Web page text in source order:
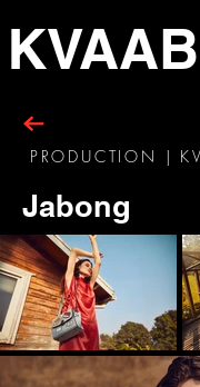
KVAAB
PRODUCTION |
Jabong